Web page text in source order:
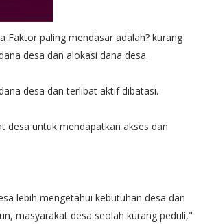
Faktor paling mendasar adalah? kurang
desa dan alokasi dana desa.
desa dan terlibat aktif dibatasi.
desa untuk mendapatkan akses dan
lebih mengetahui kebutuhan desa dan
masyarakat desa seolah kurang peduli,"